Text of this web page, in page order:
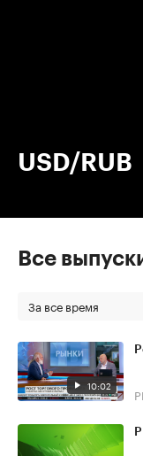
USD/RUB
Все
За все время
10:02